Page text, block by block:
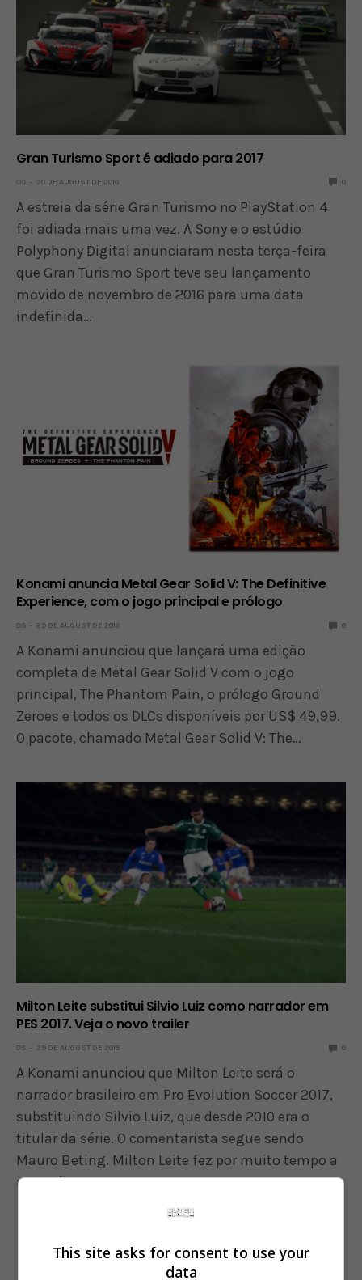
Gran Turismo Sport é adiado para 2017
OS 30 DE AUGUST DE 2016 0
A estreia da série Gran Turismo no PlayStation 4
foi adiada mais uma vez. A Sony e o estúdio
Polyphony Digital anunciaram nesta terça-feira
que Gran Turismo Sport teve seu lançamento
movido de novembro de 2016 para uma data
indefinida…
Konami anuncia Metal Gear Solid V: The Definitive
Experience, com o jogo principal e prólogo
OS 29 DE AUGUST DE 2016 0
A Konami anunciou que lançará uma edição
completa de Metal Gear Solid V com o jogo
principal, The Phantom Pain, o prólogo Ground
Zeroes e todos os DLCs disponíveis por US$ 49,99.
O pacote, chamado Metal Gear Solid V: The…
Milton Leite substitui Silvio Luiz como narrador em
PES 2017. Veja o novo trailer
OS 29 DE AUGUST DE 2016 0
A Konami anunciou que Milton Leite será o
narrador brasileiro em Pro Evolution Soccer 2017,
substituindo Silvio Luiz, que desde 2010 era o
titular da série. O comentarista segue sendo
Mauro Beting. Milton Leite fez por muito tempo a
narração…
This site asks for consent to use your
data